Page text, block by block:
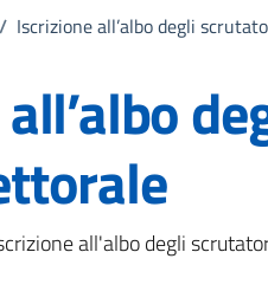
/ Iscrizione all’albo degli
notizia
all'albo degli